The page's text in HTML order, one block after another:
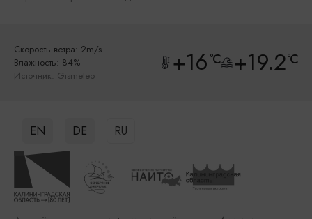
Скорость ветра: 2m/s
Влажность: 84%
Источник: Gismeteo +16°C +19.2°C
EN DE RU